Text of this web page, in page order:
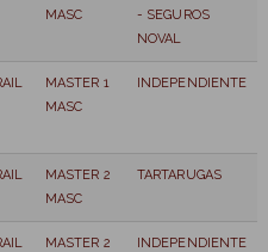
MASC
- SEGUROS
NOVAL
MASTER 1
MASC
INDEPENDIENTE
MASTER 2
MASC
TARTARUGAS
MASTER 2
INDEPENDIENTE